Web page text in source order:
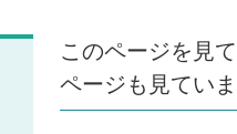
このページを見
ページも見てい